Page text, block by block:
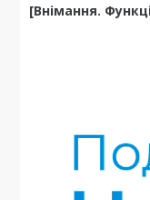
[Внімання.